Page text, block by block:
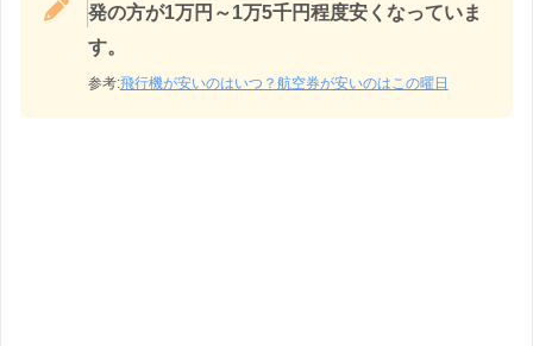
発の方が1万円～1万5千円程度安くなっていま
す。
参考:飛行機が安いのはいつ？航空券が安いのはこの曜日